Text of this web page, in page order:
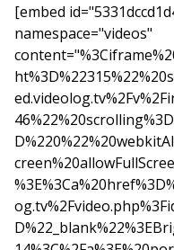
[embed
namespace="videos"